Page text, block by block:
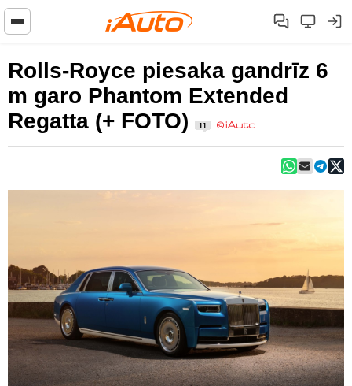
Rolls-Royce piesaka gandrīz 6
m garo Phantom Extended
Regatta (+ FOTO)
11